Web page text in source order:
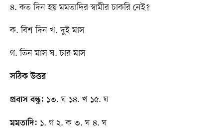
৪. কত দিন হয় মমতাদির স্বামীর চাকরি নেই?
ক. বিশ দিন খ. দুই মাস
গ. তিন মাস ঘ. চার মাস
সঠিক উত্তর
প্রবাস বন্ধু: ১৩. ঘ ১৪. খ ১৫. ঘ
মমতাদি: ১. গ ২. ক ৩. ঘ ৪. ঘ